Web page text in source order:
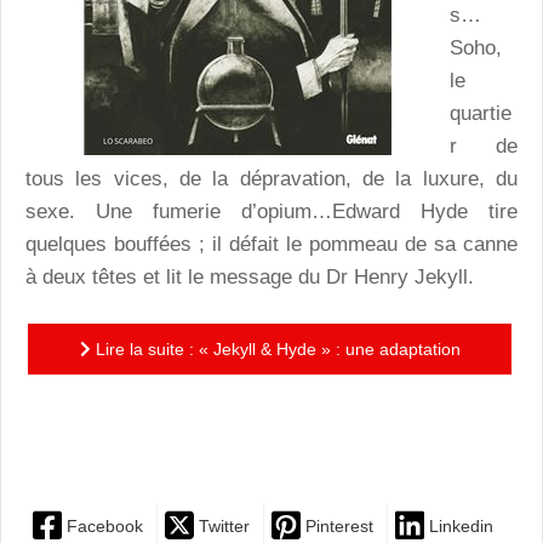
s…
Soho,
le
quartie
r de
tous les vices, de la dépravation, de la luxure, du
sexe. Une fumerie d’opium…Edward Hyde tire
quelques bouffées ; il défait le pommeau de sa canne
à deux têtes et lit le message du Dr Henry Jekyll.
Lire la suite : « Jekyll & Hyde » : une adaptation
Facebook Twitter Pinterest Linkedin